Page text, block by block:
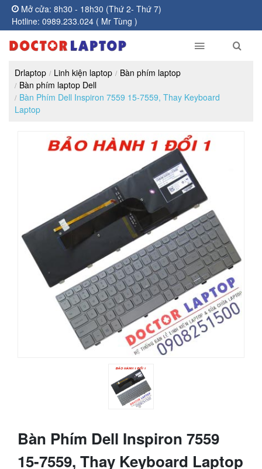
Mở cửa: 8h30 - 18h30 (Thứ 2- Thứ 7)
Hotline: 0989.233.024 ( Mr Tùng )
Drlaptop Linh kiện laptop
Bàn phím laptop
Bàn phím laptop Dell
Bàn Phím Dell Inspiron 7559 15-7559, Thay Keyboard
Laptop
Bàn Phím Dell Inspiron 7559
15-7559, Thay Keyboard Laptop